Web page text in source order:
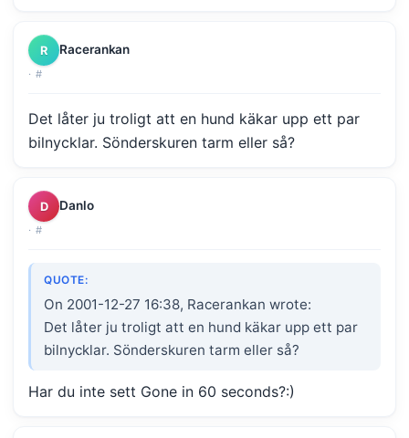
R Racerankan
· #
Det låter ju troligt att en hund käkar upp ett par
bilnycklar. Sönderskuren tarm eller så?
D Danlo
· #
QUOTE:
On 2001-12-27 16:38, Racerankan wrote:
Det låter ju troligt att en hund käkar upp ett par
bilnycklar. Sönderskuren tarm eller så?
Har du inte sett Gone in 60 seconds?:)